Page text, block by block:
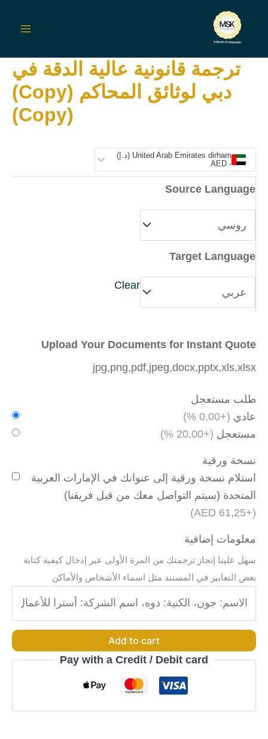
content
ترجمة قانونية عالية الدقة في
دبي لوثائق المحاكم (Copy)
(Copy)
United Arab Emirates dirham (د.إ)
- AED
Source Language
Target Language
Clear
Upload Your Documents for Instant Quote
jpg,png,pdf,jpeg,docx,pptx,xls,xlsx
طلب مستعجل
عادي (+0,00 %)
مستعجل (+20,00 %)
نسخة ورقية
استلام نسخة ورقية إلى عنوانك في الإمارات العربية
المتحدة (سيتم التواصل معك من قبل فريقنا)
(+61,25 AED)
معلومات إضافية
سهل علينا إنجاز ترجمتك من المرة الأولى عبر إدخال كيفية كتابة
بعض التعابير في المستند مثل اسماء الأشخاص والأماكن
Add to cart
Pay with a Credit / Debit card